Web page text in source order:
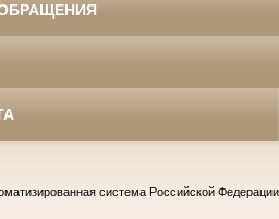
система Российской